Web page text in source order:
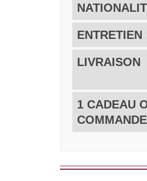
ENTRETIEN
LIVRAISON
1 CADEAU
COMMANDE